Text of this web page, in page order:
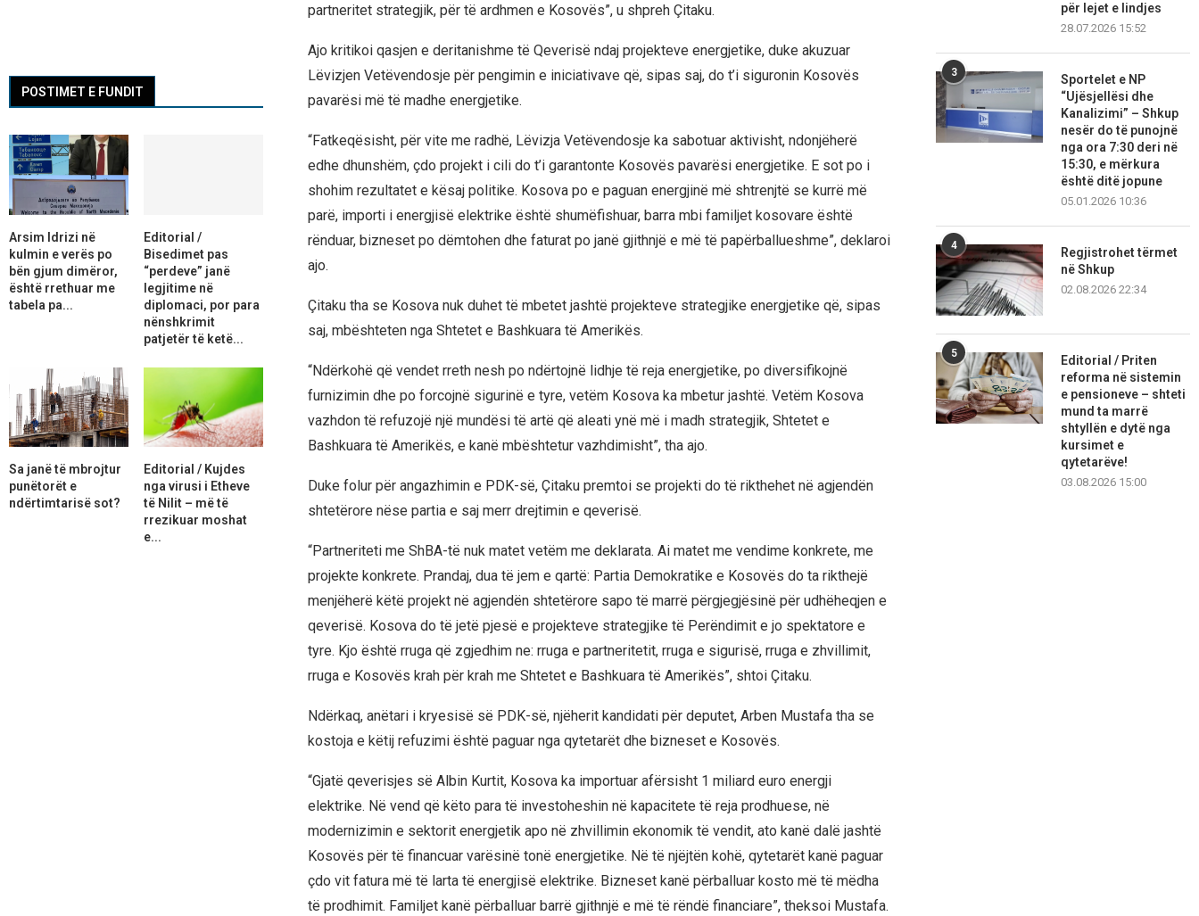
partneritet strategjik, për të ardhmen e Kosovës”, u shpreh Çitaku.
Ajo kritikoi qasjen e deritanishme të Qeverisë ndaj projekteve energjetike, duke akuzuar
Lëvizjen Vetëvendosje për pengimin e iniciativave që, sipas saj, do t’i siguronin Kosovës
pavarësi më të madhe energjetike.
“Fatkeqësisht, për vite me radhë, Lëvizja Vetëvendosje ka sabotuar aktivisht, ndonjëherë
edhe dhunshëm, çdo projekt i cili do t’i garantonte Kosovës pavarësi energjetike. E sot po i
shohim rezultatet e kësaj politike. Kosova po e paguan energjinë më shtrenjtë se kurrë më
parë, importi i energjisë elektrike është shumëfishuar, barra mbi familjet kosovare është
rënduar, bizneset po dëmtohen dhe faturat po janë gjithnjë e më të papërballueshme”, deklaroi
ajo.
Çitaku tha se Kosova nuk duhet të mbetet jashtë projekteve strategjike energjetike që, sipas
saj, mbështeten nga Shtetet e Bashkuara të Amerikës.
“Ndërkohë që vendet rreth nesh po ndërtojnë lidhje të reja energjetike, po diversifikojnë
furnizimin dhe po forcojnë sigurinë e tyre, vetëm Kosova ka mbetur jashtë. Vetëm Kosova
vazhdon të refuzojë një mundësi të artë që aleati ynë më i madh strategjik, Shtetet e
Bashkuara të Amerikës, e kanë mbështetur vazhdimisht”, tha ajo.
Duke folur për angazhimin e PDK-së, Çitaku premtoi se projekti do të rikthehet në agjendën
shtetërore nëse partia e saj merr drejtimin e qeverisë.
“Partneriteti me ShBA-të nuk matet vetëm me deklarata. Ai matet me vendime konkrete, me
projekte konkrete. Prandaj, dua të jem e qartë: Partia Demokratike e Kosovës do ta rikthejë
menjëherë këtë projekt në agjendën shtetërore sapo të marrë përgjegjësinë për udhëheqjen e
qeverisë. Kosova do të jetë pjesë e projekteve strategjike të Perëndimit e jo spektatore e
tyre. Kjo është rruga që zgjedhim ne: rruga e partneritetit, rruga e sigurisë, rruga e zhvillimit,
rruga e Kosovës krah për krah me Shtetet e Bashkuara të Amerikës”, shtoi Çitaku.
Ndërkaq, anëtari i kryesisë së PDK-së, njëherit kandidati për deputet, Arben Mustafa tha se
kostoja e këtij refuzimi është paguar nga qytetarët dhe bizneset e Kosovës.
“Gjatë qeverisjes së Albin Kurtit, Kosova ka importuar afërsisht 1 miliard euro energji
elektrike. Në vend që këto para të investoheshin në kapacitete të reja prodhuese, në
modernizimin e sektorit energjetik apo në zhvillimin ekonomik të vendit, ato kanë dalë jashtë
Kosovës për të financuar varësinë tonë energjetike. Në të njëjtën kohë, qytetarët kanë paguar
çdo vit fatura më të larta të energjisë elektrike. Bizneset kanë përballuar kosto më të mëdha
të prodhimit. Familjet kanë përballuar barrë gjithnjë e më të rëndë financiare”, theksoi Mustafa.
për lejet e lindjes
28.07.2026 15:52
3
Sportelet e NP
“Ujësjellësi dhe
Kanalizimi” – Shkup
nesër do të punojnë
nga ora 7:30 deri në
15:30, e mërkura
është ditë jopune
05.01.2026 10:36
4
Regjistrohet tërmet
në Shkup
02.08.2026 22:34
5
Editorial / Priten
reforma në sistemin
e pensioneve – shteti
mund ta marrë
shtyllën e dytë nga
kursimet e
qytetarëve!
03.08.2026 15:00
POSTIMET E FUNDIT
Arsim Idrizi në
kulmin e verës po
bën gjum dimëror,
është rrethuar me
tabela pa...
Editorial /
Bisedimet pas
“perdeve” janë
legjitime në
diplomaci, por para
nënshkrimit
patjetër të ketë...
Sa janë të mbrojtur
punëtorët e
ndërtimtarisë sot?
Editorial / Kujdes
nga virusi i Etheve
të Nilit – më të
rrezikuar moshat
e...